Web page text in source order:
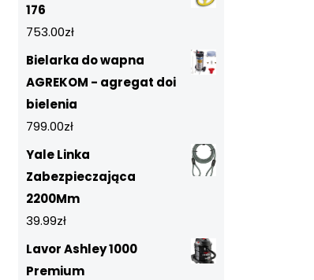
176
753.00zł
Bielarka do wapna
AGREKOM - agregat doi
bielenia
799.00zł
Yale Linka
Zabezpieczająca
2200Mm
39.99zł
Lavor Ashley 1000
Premium